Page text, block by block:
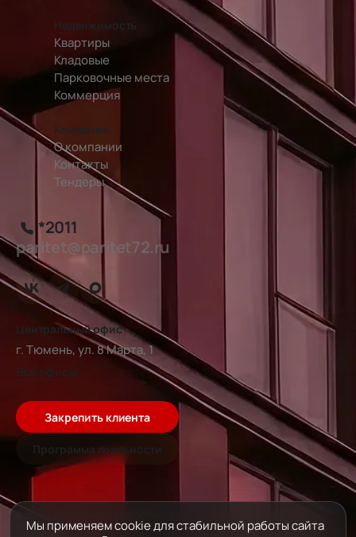
Недвижимость
Квартиры
Кладовые
Парковочные места
Коммерция
Компания
О компании
Контакты
Тендеры
*2011
paritet@paritet72.ru
Центральный офис
г. Тюмень, ул. 8 Марта, 1
Все офисы
Закрепить клиента
Программа лояльности
ПОЛИТИКА ОБРАБОТКИ ДАННЫХ
Мы применяем cookie для стабильной работы сайта